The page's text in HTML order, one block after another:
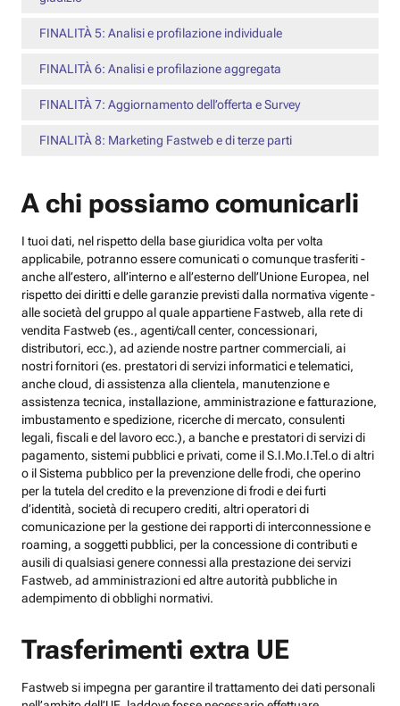
FINALITÀ 5: Analisi e profilazione individuale
FINALITÀ 6: Analisi e profilazione aggregata
FINALITÀ 7: Aggiornamento dell’offerta e Survey
FINALITÀ 8: Marketing Fastweb e di terze parti
A chi possiamo comunicarli
I tuoi dati, nel rispetto della base giuridica volta per volta
applicabile, potranno essere comunicati o comunque trasferiti -
anche all’estero, all’interno e all’esterno dell’Unione Europea, nel
rispetto dei diritti e delle garanzie previsti dalla normativa vigente -
alle società del gruppo al quale appartiene Fastweb, alla rete di
vendita Fastweb (es., agenti/call center, concessionari,
distributori, ecc.), ad aziende nostre partner commerciali, ai
nostri fornitori (es. prestatori di servizi informatici e telematici,
anche cloud, di assistenza alla clientela, manutenzione e
assistenza tecnica, installazione, amministrazione e fatturazione,
imbustamento e spedizione, ricerche di mercato, consulenti
legali, fiscali e del lavoro ecc.), a banche e prestatori di servizi di
pagamento, sistemi pubblici e privati, come il S.I.Mo.I.Tel.o di altri
o il Sistema pubblico per la prevenzione delle frodi, che operino
per la tutela del credito e la prevenzione di frodi e dei furti
d’identità, società di recupero crediti, altri operatori di
comunicazione per la gestione dei rapporti di interconnessione e
roaming, a soggetti pubblici, per la concessione di contributi e
ausili di qualsiasi genere connessi alla prestazione dei servizi
Fastweb, ad amministrazioni ed altre autorità pubbliche in
adempimento di obblighi normativi.
Trasferimenti extra UE
Fastweb si impegna per garantire il trattamento dei dati personali